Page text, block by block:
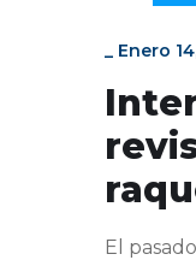
_ Enero
El